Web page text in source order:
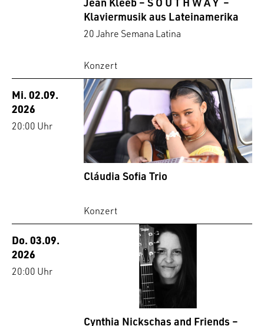
Klaviermusik aus Lateinamerika
20 Jahre Semana Latina
Konzert
Mi. 02.09.
2026
20:00 Uhr
Cláudia Sofia Trio
Konzert
Do. 03.09.
2026
20:00 Uhr
Cynthia Nickschas and Friends –